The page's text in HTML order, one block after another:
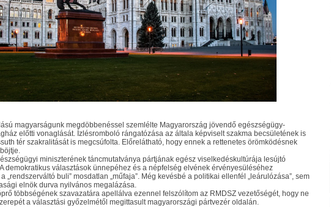
magyarságunk megdöbbenéssel szemlélte Magyarország jövendő egészségügy-
előtti vonaglását. Ízlésromboló rángatózása az általa képviselt szakma becsületének is
tér szakralitását is megcsúfolta. Előrelátható, hogy ennek a rettenetes örömködésnek
miniszterének táncmutatványa pártjának egész viselkedéskultúrája lesújtó
demokratikus választások ünnepéhez és a népfelség elvének érvényesüléséhez
„rendszerváltó buli” mosdatlan „műfaja”. Még kevésbé a politikai ellenfél „leárulózása”, sem
elnök durva nyilvános megalázása.
többségének szavazatára apellálva ezennel felszólítom az RMDSZ vezetőségét, hogy ne
a választási győzelmétől megittasult magyarországi pártvezér oldalán.